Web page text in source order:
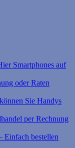
Smartphones auf
oder Raten
Sie Handys
per Rechnung
Einfach bestellen